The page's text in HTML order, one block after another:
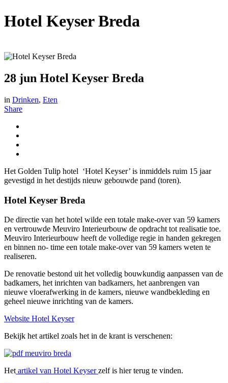
Hotel Keyser Breda
28 jun Hotel Keyser Breda
in Drinken, Eten
Share
Het Golden Tulip hotel ‘Hotel Keyser’ is inmiddels ruim 15 jaar
gevestigd in het destijds nieuw gebouwde pand (toren).
Hotel Keyser Breda
De directie van het hotel wilde een totale make-over van 59 kamers
en vertrouwde Meuviro Interieurbouw de opdracht tot realisatie toe.
Meuviro Interieurbouw heeft de volledige regie in handen gekregen
en binnen no- time een totale make-over van 59 kamers weten te
realiseren.
De renovatie bestond uit het volledig bouwkundig aanpassen van de
badkamers, het inrichten van badkamers, het aanbrengen van
nieuwe vloerafwerking in de kamers, nieuwe wandbekleding en
geheel nieuwe inrichting van de kamers.
Website Hotel Keyser
Bekijk het artikel zoals het in de krant is verschenen:
Het artikel van Hotel Keyserzelf is hier terug te vinden.